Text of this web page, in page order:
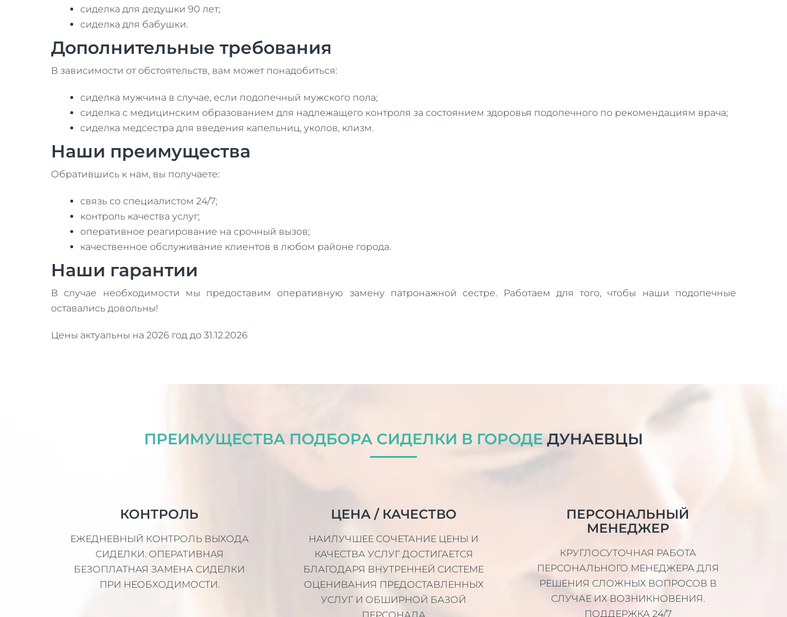
сиделка для дедушки 90 лет;
сиделка для бабушки.
Дополнительные требования
В зависимости от обстоятельств, вам может понадобиться:
сиделка мужчина в случае, если подопечный мужского пола;
сиделка с медицинским образованием для надлежащего контроля за состоянием здоровья подопечного по рекомендациям врача;
сиделка медсестра для введения капельниц, уколов, клизм.
Наши преимущества
Обратившись к нам, вы получаете:
связь со специалистом 24/7;
контроль качества услуг;
оперативное реагирование на срочный вызов;
качественное обслуживание клиентов в любом районе города.
Наши гарантии
В случае необходимости мы предоставим оперативную замену патронажной сестре. Работаем для того, чтобы наши подопечные
оставались довольны!
Цены актуальны на 2026 год до 31.12.2026
ПРЕИМУЩЕСТВА ПОДБОРА СИДЕЛКИ В ГОРОДЕ ДУНАЕВЦЫ
КОНТРОЛЬ
ЕЖЕДНЕВНЫЙ КОНТРОЛЬ ВЫХОДА
СИДЕЛКИ. ОПЕРАТИВНАЯ
БЕЗОПЛАТНАЯ ЗАМЕНА СИДЕЛКИ
ПРИ НЕОБХОДИМОСТИ.
ЦЕНА / КАЧЕСТВО
НАИЛУЧШЕЕ СОЧЕТАНИЕ ЦЕНЫ И
КАЧЕСТВА УСЛУГ ДОСТИГАЕТСЯ
БЛАГОДАРЯ ВНУТРЕННЕЙ СИСТЕМЕ
ОЦЕНИВАНИЯ ПРЕДОСТАВЛЕННЫХ
УСЛУГ И ОБШИРНОЙ БАЗОЙ
ПЕРСОНАЛЬНЫЙ
МЕНЕДЖЕР
КРУГЛОСУТОЧНАЯ РАБОТА
ПЕРСОНАЛЬНОГО МЕНЕДЖЕРА ДЛЯ
РЕШЕНИЯ СЛОЖНЫХ ВОПРОСОВ В
СЛУЧАЕ ИХ ВОЗНИКНОВЕНИЯ.
ПОДДЕРЖКА 24/7